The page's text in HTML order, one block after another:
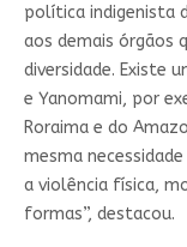
política indigenista
aos demais órgãos
diversidade. Existe
e Yanomami, por
Roraima e do
mesma
a violência física,
formas”, destacou.